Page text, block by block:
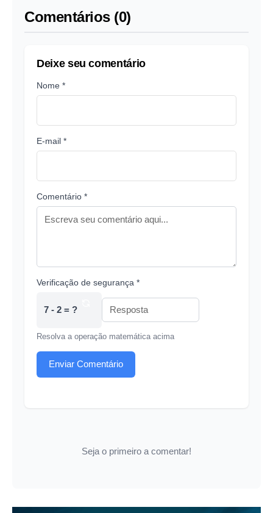
Comentários (0)
Deixe seu comentário
Nome *
E-mail *
Comentário *
Verificação de segurança *
7 - 2 = ?
Resolva a operação matemática acima
Enviar Comentário
Seja o primeiro a comentar!